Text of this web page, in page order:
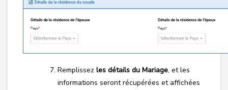
Remplissez les détails du Mariage, et les
informations seront récupérées et affichées